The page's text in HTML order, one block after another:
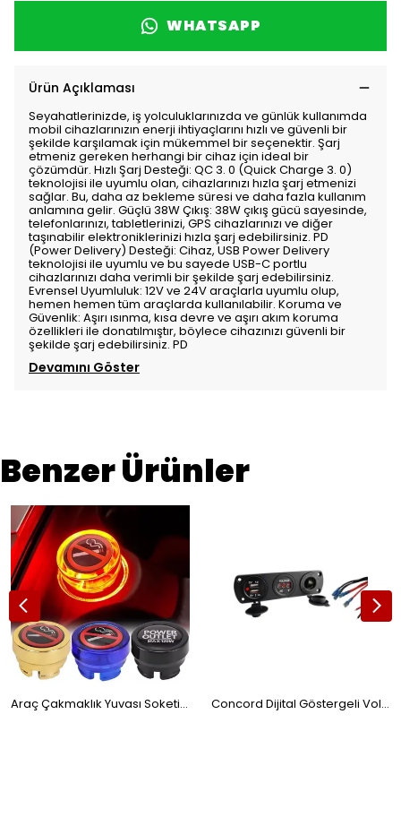
WHATSAPP
Ürün Açıklaması
Seyahatlerinizde, iş yolculuklarınızda ve günlük kullanımda
mobil cihazlarınızın enerji ihtiyaçlarını hızlı ve güvenli bir
şekilde karşılamak için mükemmel bir seçenektir. Şarj
etmeniz gereken herhangi bir cihaz için ideal bir
çözümdür. Hızlı Şarj Desteği: QC 3. 0 (Quick Charge 3. 0)
teknolojisi ile uyumlu olan, cihazlarınızı hızla şarj etmenizi
sağlar. Bu, daha az bekleme süresi ve daha fazla kullanım
anlamına gelir. Güçlü 38W Çıkış: 38W çıkış gücü sayesinde,
telefonlarınızı, tabletlerinizi, GPS cihazlarınızı ve diğer
taşınabilir elektroniklerinizi hızla şarj edebilirsiniz. PD
(Power Delivery) Desteği: Cihaz, USB Power Delivery
teknolojisi ile uyumlu ve bu sayede USB-C portlu
cihazlarınızı daha verimli bir şekilde şarj edebilirsiniz.
Evrensel Uyumluluk: 12V ve 24V araçlarla uyumlu olup,
hemen hemen tüm araçlarda kullanılabilir. Koruma ve
Güvenlik: Aşırı ısınma, kısa devre ve aşırı akım koruma
özellikleri ile donatılmıştır, böylece cihazınızı güvenli bir
şekilde şarj edebilirsiniz. PD
Devamını Göster
Benzer Ürünler
Araç Çakmaklık Yuvası Soketi Kapağı Sigara İçilmez Logolu 2.6x1.8cm Mavi Concord Dijital Göstergeli Voltaj Ölçerli Çift USB Çakmaklık Girişli Araç, Tır, Bot, Tekne Marine, Şarj Aleti 12-24volt